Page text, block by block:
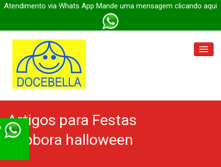
Atendimento via Whats App Mande uma mensagem clicando aqui
Docebella Parada Inglesa
Docebella Engenheiro
Docebella Itaberaba
Docebella
Artigos para Festas
abobora halloween